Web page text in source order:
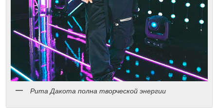
Рита Дакота полна творческой энергии